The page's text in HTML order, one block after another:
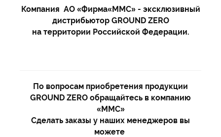
Компания АО «Фирма«ММС» - эксклюзивный
дистрибьютор GROUND ZERO
на территории Российской Федерации.
По вопросам приобретения продукции
GROUND ZERO обращайтесь в компанию
«ММС»
Сделать заказы у наших менеджеров вы
можете